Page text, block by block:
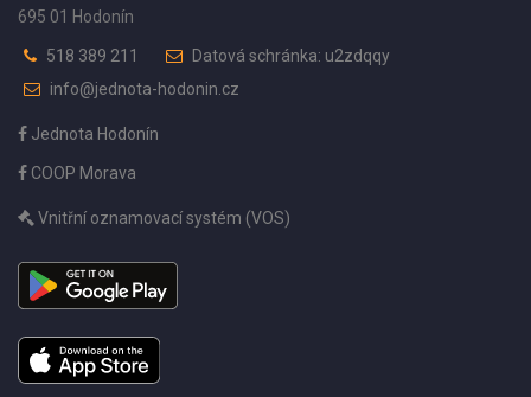
695 01 Hodonín
518 389 211
Datová schránka: u2zdqqy
info@jednota-hodonin.cz
Jednota Hodonín
COOP Morava
Vnitřní oznamovací systém (VOS)